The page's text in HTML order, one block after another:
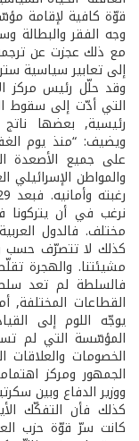
قوّة كافية لإقامة
وجه الفقر والبطالة
إلى تعابير سياسية
وقد حلّل رئيس مركز
التي أدّت إلى سقوط
رئيسية, بعضها
على جميع الأصعدة
والمواطن
نرغب في أن يتركونا
مختلف. فالدول
كذلك لا تتصرّف حسب
مشيئتنا. والهجرة
فالسلطة لم تعد
القطاعات
يوجّه اللوم إلى
المؤسّسة التي لم
الخصومات
الجمهور ومركز
ووزير الدفاع وبين
كذلك فأن التفكّك
كانت سرّ قوّة حزب